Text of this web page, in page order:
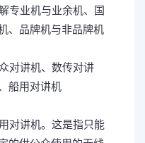
专业机与业余机、国
、品牌机与非品牌机
对讲机、数传对讲
船用对讲机
对讲机。这是指只能